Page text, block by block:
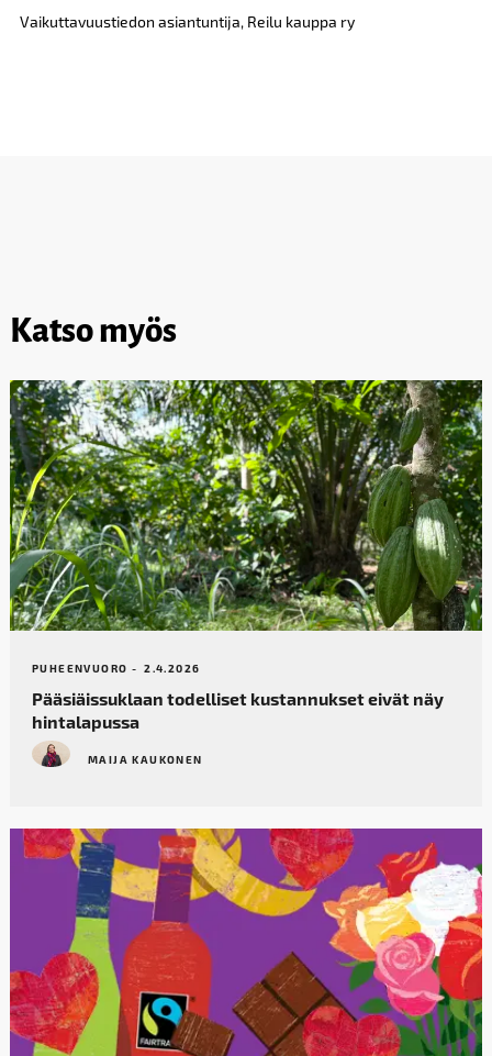
Vaikuttavuustiedon asiantuntija, Reilu kauppa ry
Katso myös
PUHEENVUORO - 2.4.2026
Pääsiäissuklaan todelliset kustannukset eivät näy
hintalapussa
MAIJA KAUKONEN